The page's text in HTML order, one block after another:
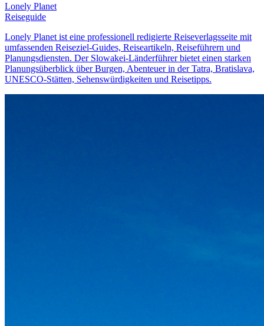
Lonely Planet
Reiseguide
Lonely Planet ist eine professionell redigierte Reiseverlagsseite mit
umfassenden Reiseziel-Guides, Reiseartikeln, Reiseführern und
Planungsdiensten. Der Slowakei-Länderführer bietet einen starken
Planungsüberblick über Burgen, Abenteuer in der Tatra, Bratislava,
UNESCO-Stätten, Sehenswürdigkeiten und Reisetipps.